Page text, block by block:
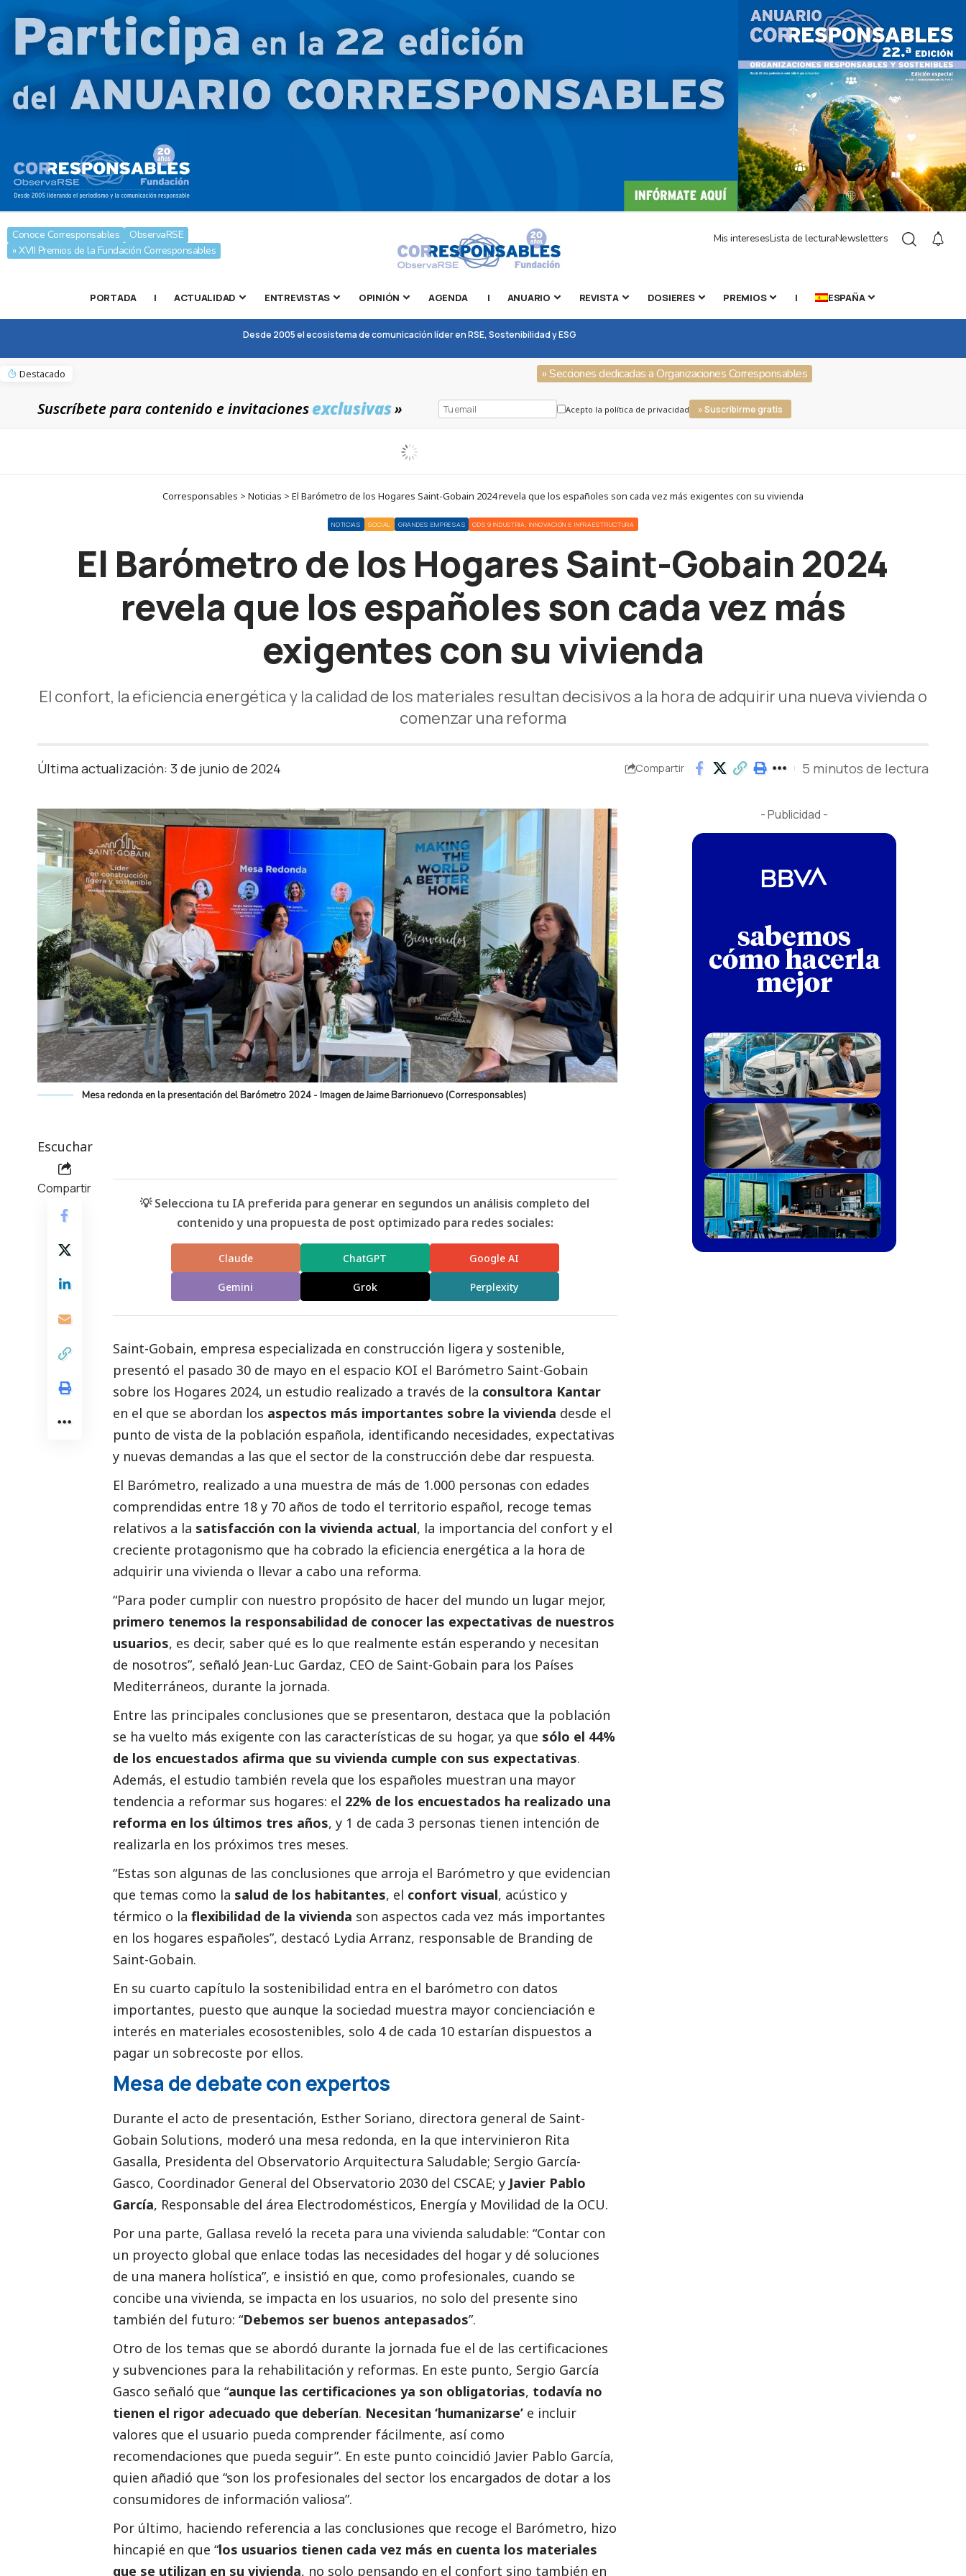
Conoce Corresponsables
ObservaRSE
» XVII Premios de la Fundación Corresponsables
Mis interesesLista de lecturaNewsletters
PORTADA | ACTUALIDAD ENTREVISTAS OPINIÓN AGENDA | ANUARIO REVISTA DOSIERES PREMIOS | ESPAÑA
Desde 2005 el ecosistema de comunicación líder en RSE, Sostenibilidad y ESG
Destacado » Secciones dedicadas a Organizaciones Corresponsables
Suscríbete para contenido e invitacionesexclusivas» Acepto la política de privacidad » Suscribirme gratis
Corresponsables > Noticias > El Barómetro de los Hogares Saint-Gobain 2024 revela que los españoles son cada vez más exigentes con su vivienda
NOTICIAS SOCIAL GRANDES EMPRESAS ODS 9 INDUSTRIA, INNOVACIÓN E INFRAESTRUCTURA
El Barómetro de los Hogares Saint-Gobain 2024
revela que los españoles son cada vez más
exigentes con su vivienda
El confort, la eficiencia energética y la calidad de los materiales resultan decisivos a la hora de adquirir una nueva vivienda o
comenzar una reforma
Última actualización: 3 de junio de 2024 Compartir 5 minutos de lectura
Mesa redonda en la presentación del Barómetro 2024 - Imagen de Jaime Barrionuevo (Corresponsables)
Escuchar
Compartir
💡 Selecciona tu IA preferida para generar en segundos un análisis completo del
contenido y una propuesta de post optimizado para redes sociales:
Claude ChatGPT Google AI
Gemini Grok Perplexity
Saint-Gobain, empresa especializada en construcción ligera y sostenible,
presentó el pasado 30 de mayo en el espacio KOI el Barómetro Saint-Gobain
sobre los Hogares 2024, un estudio realizado a través de la consultora Kantar
en el que se abordan los aspectos más importantes sobre la vivienda desde el
punto de vista de la población española, identificando necesidades, expectativas
y nuevas demandas a las que el sector de la construcción debe dar respuesta.
El Barómetro, realizado a una muestra de más de 1.000 personas con edades
comprendidas entre 18 y 70 años de todo el territorio español, recoge temas
relativos a la satisfacción con la vivienda actual, la importancia del confort y el
creciente protagonismo que ha cobrado la eficiencia energética a la hora de
adquirir una vivienda o llevar a cabo una reforma.
“Para poder cumplir con nuestro propósito de hacer del mundo un lugar mejor,
primero tenemos la responsabilidad de conocer las expectativas de nuestros
usuarios, es decir, saber qué es lo que realmente están esperando y necesitan
de nosotros”, señaló Jean-Luc Gardaz, CEO de Saint-Gobain para los Países
Mediterráneos, durante la jornada.
Entre las principales conclusiones que se presentaron, destaca que la población
se ha vuelto más exigente con las características de su hogar, ya que sólo el 44%
de los encuestados afirma que su vivienda cumple con sus expectativas.
Además, el estudio también revela que los españoles muestran una mayor
tendencia a reformar sus hogares: el 22% de los encuestados ha realizado una
reforma en los últimos tres años, y 1 de cada 3 personas tienen intención de
realizarla en los próximos tres meses.
“Estas son algunas de las conclusiones que arroja el Barómetro y que evidencian
que temas como la salud de los habitantes, el confort visual, acústico y
térmico o la flexibilidad de la vivienda son aspectos cada vez más importantes
en los hogares españoles”, destacó Lydia Arranz, responsable de Branding de
Saint-Gobain.
En su cuarto capítulo la sostenibilidad entra en el barómetro con datos
importantes, puesto que aunque la sociedad muestra mayor concienciación e
interés en materiales ecosostenibles, solo 4 de cada 10 estarían dispuestos a
pagar un sobrecoste por ellos.
Mesa de debate con expertos
Durante el acto de presentación, Esther Soriano, directora general de Saint-
Gobain Solutions, moderó una mesa redonda, en la que intervinieron Rita
Gasalla, Presidenta del Observatorio Arquitectura Saludable; Sergio García-
Gasco, Coordinador General del Observatorio 2030 del CSCAE; y Javier Pablo
García, Responsable del área Electrodomésticos, Energía y Movilidad de la OCU.
Por una parte, Gallasa reveló la receta para una vivienda saludable: “Contar con
un proyecto global que enlace todas las necesidades del hogar y dé soluciones
de una manera holística”, e insistió en que, como profesionales, cuando se
concibe una vivienda, se impacta en los usuarios, no solo del presente sino
también del futuro: “Debemos ser buenos antepasados”.
Otro de los temas que se abordó durante la jornada fue el de las certificaciones
y subvenciones para la rehabilitación y reformas. En este punto, Sergio García
Gasco señaló que “aunque las certificaciones ya son obligatorias, todavía no
tienen el rigor adecuado que deberían. Necesitan ‘humanizarse’ e incluir
valores que el usuario pueda comprender fácilmente, así como
recomendaciones que pueda seguir”. En este punto coincidió Javier Pablo García,
quien añadió que “son los profesionales del sector los encargados de dotar a los
consumidores de información valiosa”.
Por último, haciendo referencia a las conclusiones que recoge el Barómetro, hizo
hincapié en que “los usuarios tienen cada vez más en cuenta los materiales
que se utilizan en su vivienda, no solo pensando en el confort sino también en
- Publicidad -